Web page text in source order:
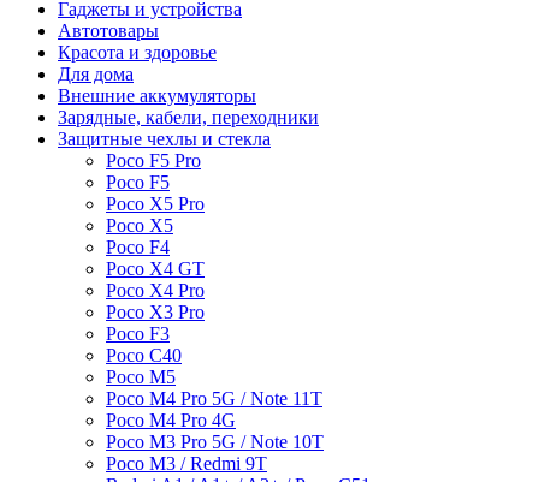
Гаджеты и устройства
Автотовары
Красота и здоровье
Для дома
Внешние аккумуляторы
Зарядные, кабели, переходники
Защитные чехлы и стекла
Poco F5 Pro
Poco F5
Poco X5 Pro
Poco X5
Poco F4
Poco X4 GT
Poco X4 Pro
Poco X3 Pro
Poco F3
Poco C40
Poco M5
Poco M4 Pro 5G / Note 11T
Poco M4 Pro 4G
Poco M3 Pro 5G / Note 10T
Poco M3 / Redmi 9T